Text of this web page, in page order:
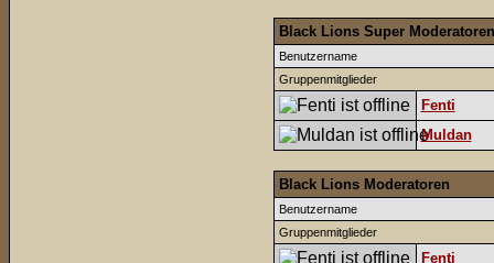
Black Lions Super Moderatoren
Benutzername
Gruppenmitglieder
Fenti
Muldan
Black Lions Moderatoren
Benutzername
Gruppenmitglieder
Fenti